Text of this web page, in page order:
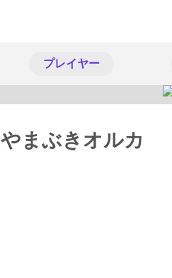
プレイヤー
やまぶきオルカ